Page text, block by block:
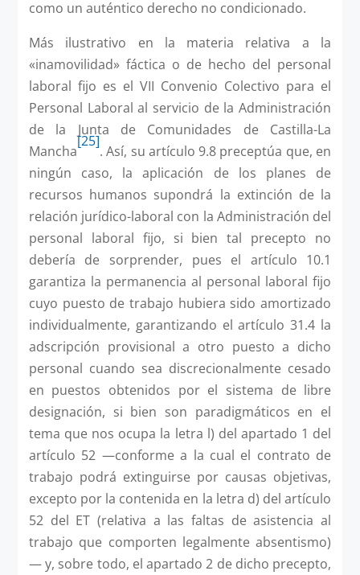
como un auténtico derecho no condicionado.
Más ilustrativo en la materia relativa a la
«inamovilidad» fáctica o de hecho del personal
laboral fijo es el VII Convenio Colectivo para el
Personal Laboral al servicio de la Administración
de la Junta de Comunidades de Castilla-La
Mancha
[25]
. Así, su artículo 9.8 preceptúa que, en
ningún caso, la aplicación de los planes de
recursos humanos supondrá la extinción de la
relación jurídico-laboral con la Administración del
personal laboral fijo, si bien tal precepto no
debería de sorprender, pues el artículo 10.1
garantiza la permanencia al personal laboral fijo
cuyo puesto de trabajo hubiera sido amortizado
individualmente, garantizando el artículo 31.4 la
adscripción provisional a otro puesto a dicho
personal cuando sea discrecionalmente cesado
en puestos obtenidos por el sistema de libre
designación, si bien son paradigmáticos en el
tema que nos ocupa la letra l) del apartado 1 del
artículo 52 —conforme a la cual el contrato de
trabajo podrá extinguirse por causas objetivas,
excepto por la contenida en la letra d) del artículo
52 del ET (relativa a las faltas de asistencia al
trabajo que comporten legalmente absentismo)
— y, sobre todo, el apartado 2 de dicho precepto,